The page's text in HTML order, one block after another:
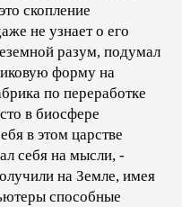
скопление
не узнает о его
разум, подумал
форму на
по переработке
в биосфере
в этом царстве
себя на мысли, -
на Земле, имея
способные